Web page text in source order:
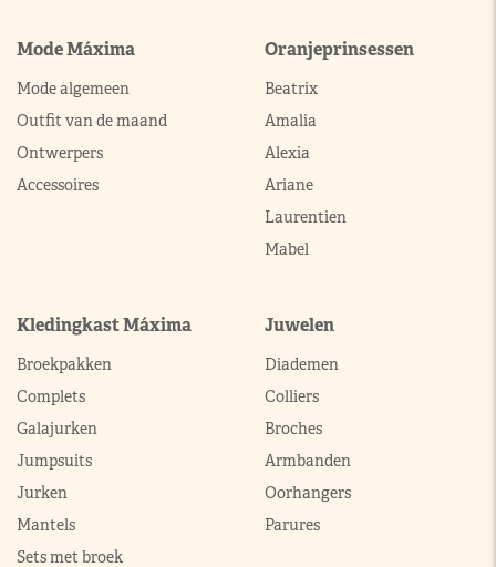
Mode Máxima
Mode algemeen
Outfit van de maand
Ontwerpers
Accessoires
Oranjeprinsessen
Beatrix
Amalia
Alexia
Ariane
Laurentien
Mabel
Kledingkast Máxima
Broekpakken
Complets
Galajurken
Jumpsuits
Jurken
Mantels
Sets met broek
Juwelen
Diademen
Colliers
Broches
Armbanden
Oorhangers
Parures